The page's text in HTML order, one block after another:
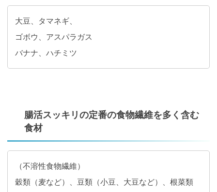
大豆、タマネギ、
ゴボウ、アスパラガス
バナナ、ハチミツ
腸活スッキリの定番の食物繊維を多く含む
食材
（不溶性食物繊維）
穀類（麦など）、豆類（小豆、大豆など）、根菜類